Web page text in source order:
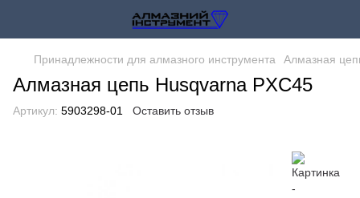
Принадлежности для алмазного инструмента Алмазная
Алмазная цепь Husqvarna PXC45
Артикул: 5903298-01 Оставить отзыв